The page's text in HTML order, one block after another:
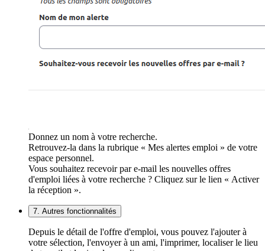
Donnez un nom à votre recherche.
Retrouvez-la dans la rubrique « Mes alertes emploi » de votre
espace personnel.
Vous souhaitez recevoir par e-mail les nouvelles offres
d'emploi liées à votre recherche ? Cliquez sur le lien « Activer
la réception ».
7. Autres fonctionnalités
Depuis le détail de l'offre d'emploi, vous pouvez l'ajouter à
votre sélection, l'envoyer à un ami, l'imprimer, localiser le lieu